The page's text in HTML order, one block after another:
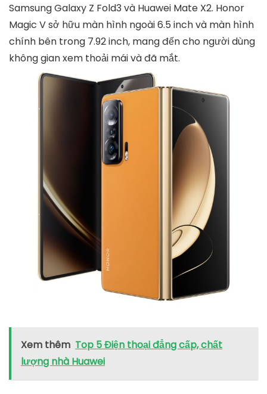
Samsung Galaxy Z Fold3 và Huawei Mate X2. Honor
Magic V sở hữu màn hình ngoài 6.5 inch và màn hình
chính bên trong 7.92 inch, mang đến cho người dùng
không gian xem thoải mái và đã mắt.
Xem thêm Top 5 Điện thoại đẳng cấp, chất
lượng nhà Huawei